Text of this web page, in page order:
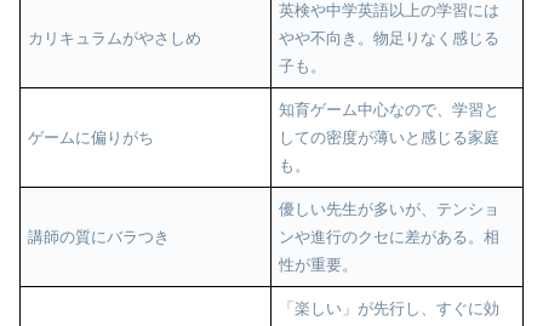
カリキュラムがやさしめ
英検や中学英語以上の学習には
やや不向き。物足りなく感じる
子も。
ゲームに偏りがち
知育ゲーム中心なので、学習と
しての密度が薄いと感じる家庭
も。
講師の質にバラつき
優しい先生が多いが、テンショ
ンや進行のクセに差がある。相
性が重要。
「楽しい」が先行し、すぐに効